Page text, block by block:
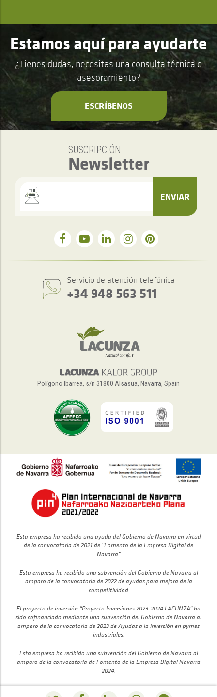
Estamos aquí para ayudarte
¿Tienes dudas, necesitas una consulta técnica o
asesoramiento?
ESCRÍBENOS
SUSCRIPCIÓN
Newsletter
ENVIAR
Servicio de atención telefónica
+34 948 563 511
Polígono Ibarrea, s/n 31800 Alsasua, Navarra, Spain
Esta empresa ha recibido una ayuda del Gobierno de Navarra en virtud
de la convocatoria de 2021 de “Fomento de la Empresa Digital de
Navarra”
Esta empresa ha recibido una subvención del Gobierno de Navarra al
amparo de la convocatoria de 2022 de ayudas para mejora de la
competitividad
El proyecto de inversión “Proyecto Inversiones 2023-2024 LACUNZA” ha
sido cofinanciado mediante una subvención del Gobierno de Navarra al
amparo de la convocatoria de 2023 de Ayudas a la inversión en pymes
industriales.
Esta empresa ha recibido una subvención del Gobierno de Navarra al
amparo de la convocatoria de Fomento de la Empresa Digital Navarra
2024.